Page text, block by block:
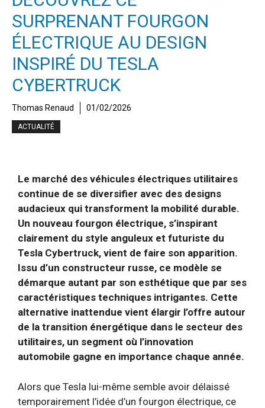
SURPRENANT FOURGON
ÉLECTRIQUE AU DESIGN
INSPIRÉ DU TESLA
CYBERTRUCK
Thomas Renaud 01/02/2026
ACTUALITÉ
Le marché des véhicules électriques utilitaires
continue de se diversifier avec des designs
audacieux qui transforment la mobilité durable.
Un nouveau fourgon électrique, s’inspirant
clairement du style anguleux et futuriste du
Tesla Cybertruck, vient de faire son apparition.
Issu d’un constructeur russe, ce modèle se
démarque autant par son esthétique que par ses
caractéristiques techniques intrigantes. Cette
alternative inattendue vient élargir l’offre autour
de la transition énergétique dans le secteur des
utilitaires, un segment où l’innovation
automobile gagne en importance chaque année.
Alors que Tesla lui-même semble avoir délaissé
temporairement l’idée d’un fourgon électrique, ce